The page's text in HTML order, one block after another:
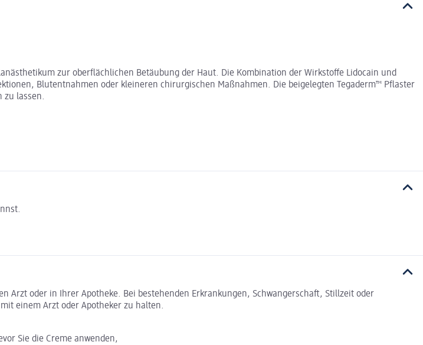
zur oberflächlichen Betäubung der Haut. Die Kombination der Wirkstoffe Lidocain und
Blutentnahmen oder kleineren chirurgischen Maßnahmen. Die beigelegten Tegaderm™ Pflaster
zu lassen.
Arzt oder in Ihrer Apotheke. Bei bestehenden Erkrankungen, Schwangerschaft, Stillzeit oder
einem Arzt oder Apotheker zu halten.
Sie die Creme anwenden,